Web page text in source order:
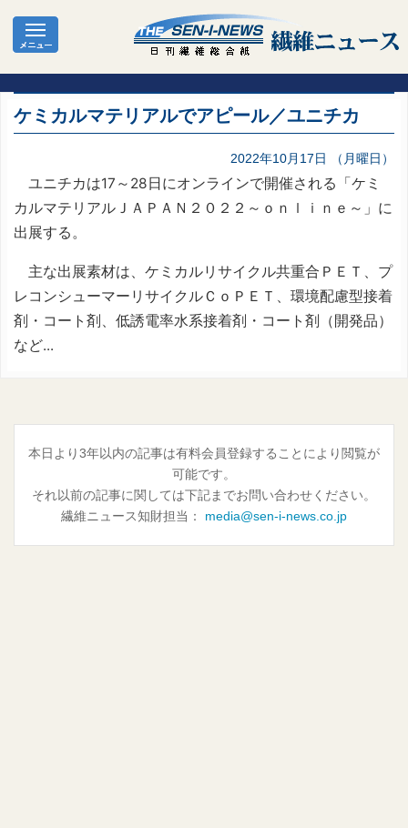
ケミカルマテリアルでアピール／ユニチカ
2022年10月17日 （月曜日）
ユニチカは17～28日にオンラインで開催される「ケミ
カルマテリアルＪＡＰＡＮ２０２２～ｏｎｌｉｎｅ～」に
出展する。
主な出展素材は、ケミカルリサイクル共重合ＰＥＴ、プ
レコンシューマーリサイクルＣｏＰＥＴ、環境配慮型接着
剤・コート剤、低誘電率水系接着剤・コート剤（開発品）
など...
本日より3年以内の記事は有料会員登録することにより閲覧が
可能です。
それ以前の記事に関しては下記までお問い合わせください。
繊維ニュース知財担当： media@sen-i-news.co.jp